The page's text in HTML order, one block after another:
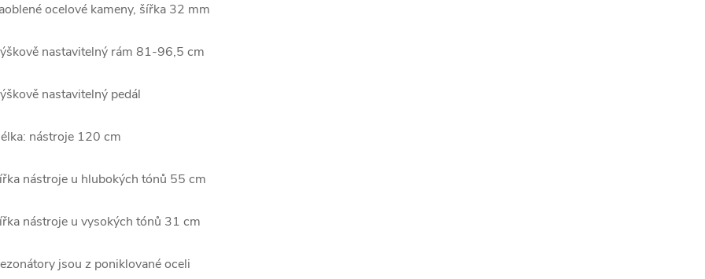
ocelové kameny, šířka 32 mm
nastavitelný rám 81-96,5 cm
nastavitelný pedál
nástroje 120 cm
nástroje u hlubokých tónů 55 cm
nástroje u vysokých tónů 31 cm
jsou z poniklované oceli